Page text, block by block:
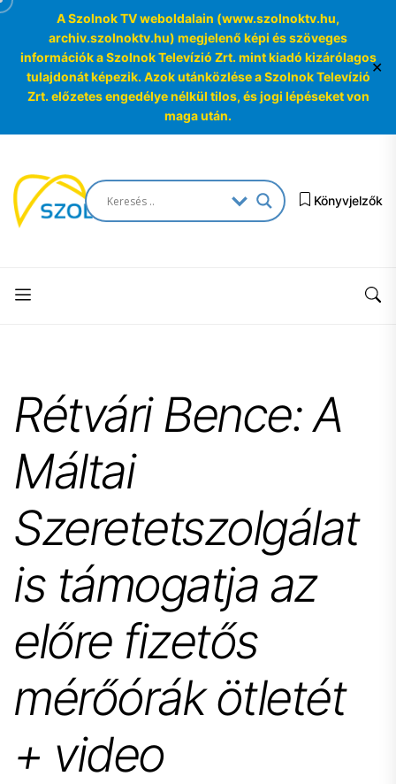
A Szolnok TV weboldalain (www.szolnoktv.hu,
archiv.szolnoktv.hu) megjelenő képi és szöveges
információk a Szolnok Televízió Zrt. mint kiadó kizárólagos
tulajdonát képezik. Azok utánközlése a Szolnok Televízió
Zrt. előzetes engedélye nélkül tilos, és jogi lépéseket von
maga után.
✕
the
content
SzolnokTV
Archívum
Archívum
Könyvjelzők
Rétvári Bence: A
Máltai
Szeretetszolgálat
is támogatja az
előre fizetős
mérőórák ötletét
+ video